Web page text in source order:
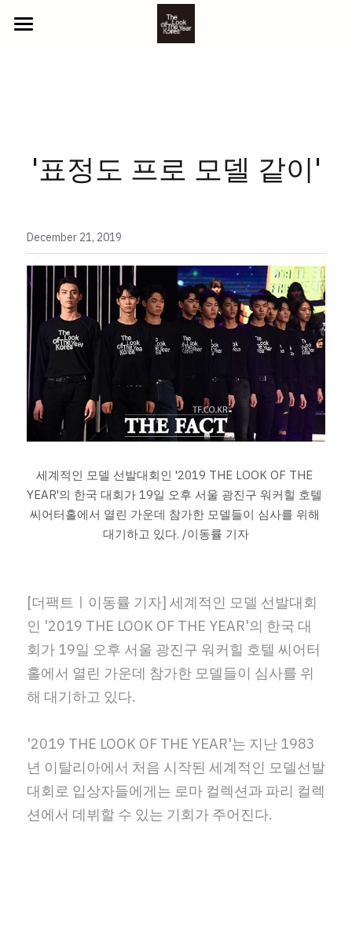
BEYOND
LITTLE
CONTACT
PHOTO
VIDEO
참가 신청
'표정도 프로 모델 같이'
December 21, 2019
세계적인 모델 선발대회인 '2019 THE LOOK OF THE
YEAR'의 한국 대회가 19일 오후 서울 광진구 워커힐 호텔
씨어터홀에서 열린 가운데 참가한 모델들이 심사를 위해
대기하고 있다. /이동률 기자
[더팩트ㅣ이동률 기자] 세계적인 모델 선발대회
인 '2019 THE LOOK OF THE YEAR'의 한국 대
회가 19일 오후 서울 광진구 워커힐 호텔 씨어터
홀에서 열린 가운데 참가한 모델들이 심사를 위
해 대기하고 있다.
'2019 THE LOOK OF THE YEAR'는 지난 1983
년 이탈리아에서 처음 시작된 세계적인 모델선발
대회로 입상자들에게는 로마 컬렉션과 파리 컬렉
션에서 데뷔할 수 있는 기회가 주어진다.